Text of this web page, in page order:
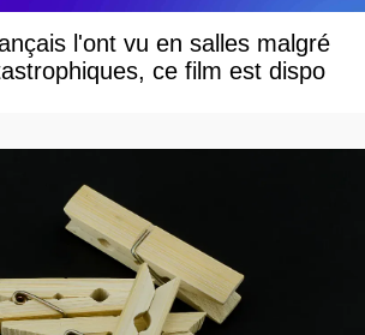
l'ont vu en salles malgré
ce film est dispo